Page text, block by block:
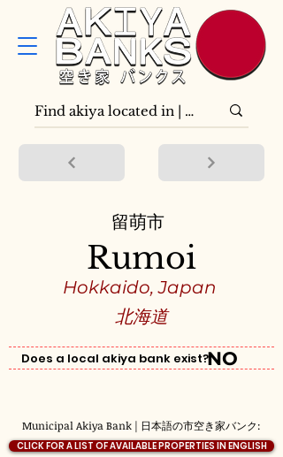
北海道
Does a local akiya bank exist?
Rumoi
Municipal Akiya Bank | 日本語の市空き家バンク:
Hokkaido, Japan
CLICK FOR A LIST OF AVAILABLE PROPERTIES IN ENGLISH
留萌市
NO